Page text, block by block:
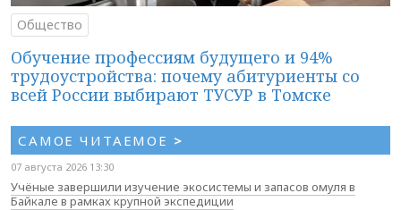
Общество
Обучение профессиям будущего и 94%
трудоустройства: почему абитуриенты со
всей России выбирают ТУСУР в Томске
САМОЕ ЧИТАЕМОЕ >
07 августа 2026 13:30
Учёные завершили изучение экосистемы и запасов омуля в
Байкале в рамках крупной экспедиции